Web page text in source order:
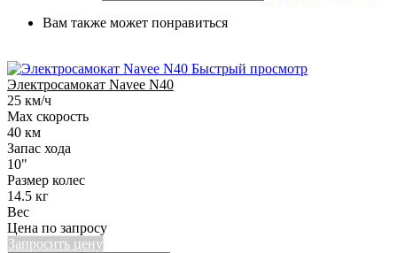
Вам также может понравиться
Быстрый просмотр
Электросамокат Navee N40
25 км/ч
Max скорость
40 км
Запас хода
10"
Размер колес
14.5 кг
Вес
Цена по запросу
Запросить цену